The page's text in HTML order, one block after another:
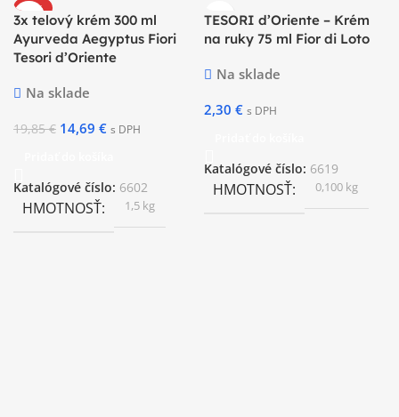
-26%
3x telový krém 300 ml
Ayurveda Aegyptus Fiori
Tesori d’Oriente
Na sklade
19,85€ 14,69 € s DPH
Katalógové číslo: 6602
HMOTNOSŤ 1,5 kg
TESORI d’Oriente – Krém
na ruky 75 ml Fior di Loto
Na sklade
2,30 € s DPH
Katalógové číslo: 6619
HMOTNOSŤ 0,100 kg